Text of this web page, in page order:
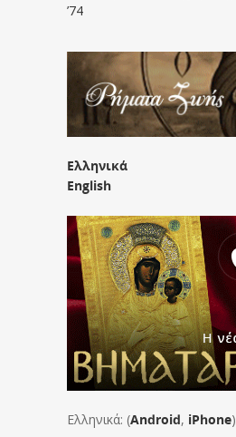
’74
Ελληνικά
English
Ελληνικά: (Android, iPhone)